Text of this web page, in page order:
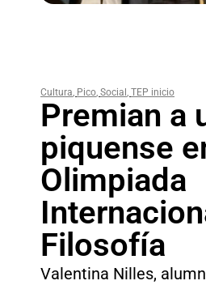
Cultura, Pico, Social , TEP inicio
Premian a
piquense
Olimpiada
Filosofía
Valentina Nilles,